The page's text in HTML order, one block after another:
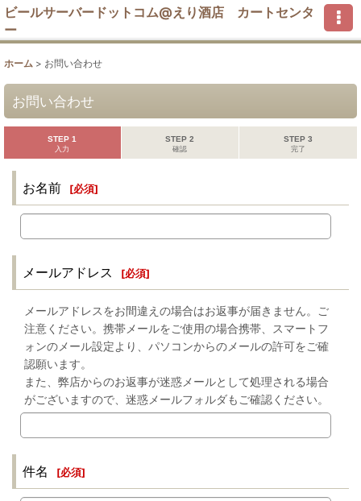
ビールサーバードットコム@えり酒店 カートセンタ
ー
ホーム > お問い合わせ
お問い合わせ
STEP 1
入力
STEP 2
確認
STEP 3
完了
お名前 [必須]
メールアドレス [必須]
メールアドレスをお間違えの場合はお返事が届きません。ご
注意ください。携帯メールをご使用の場合携帯、スマートフ
ォンのメール設定より、パソコンからのメールの許可をご確
認願います。
また、弊店からのお返事が迷惑メールとして処理される場合
がございますので、迷惑メールフォルダもご確認ください。
件名 [必須]